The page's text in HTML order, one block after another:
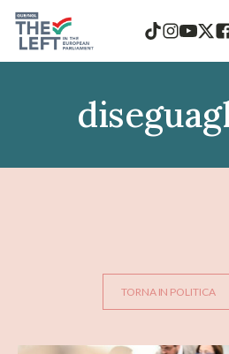
TORNA IN POLITICA